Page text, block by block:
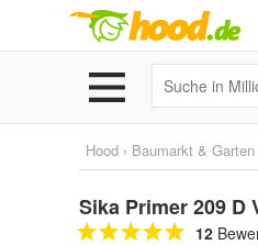
Hood › Baumarkt & Garten
Sika Primer 209
12